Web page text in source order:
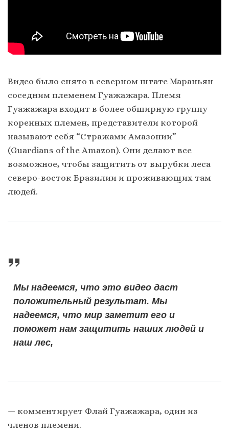
Видео было снято в северном штате Мараньян
соседним племенем Гуажажара. Племя
Гуажажара входит в более обширную группу
коренных племен, представители которой
называют себя “Стражами Амазонии”
(Guardians of the Amazon). Они делают все
возможное, чтобы защитить от вырубки леса
северо-восток Бразилии и проживающих там
людей.
Мы надеемся, что это видео даст
положительный результат. Мы
надеемся, что мир заметит его и
поможет нам защитить наших людей и
наш лес,
— комментирует Флай Гуажажара, один из
членов племени.